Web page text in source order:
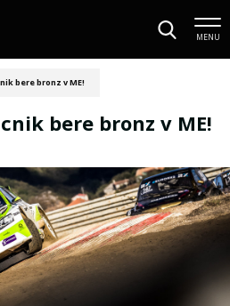
MENU
bere bronz v ME!
bere bronz v ME!